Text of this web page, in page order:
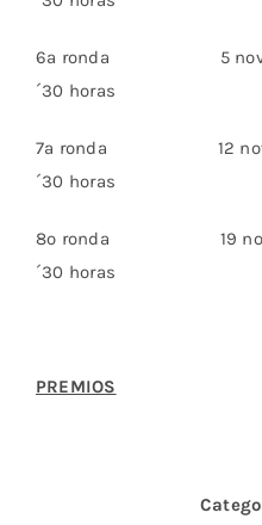
6ª ronda 5
´30 horas
7ª ronda 12
´30 horas
8º ronda 19
´30 horas
PREMIOS